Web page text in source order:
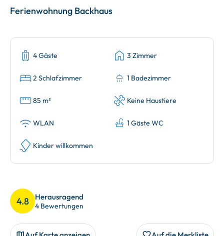
Ferienwohnung Backhaus
4 Gäste 3 Zimmer
2 Schlafzimmer 1 Badezimmer
85 m² Keine Haustiere
WLAN 1 Gäste WC
Kinder willkommen
4.8 Herausragend
4 Bewertungen